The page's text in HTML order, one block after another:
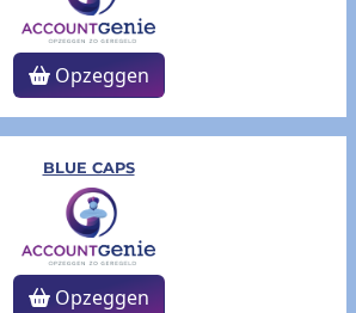
Opzeggen
BLUE CAPS
Opzeggen